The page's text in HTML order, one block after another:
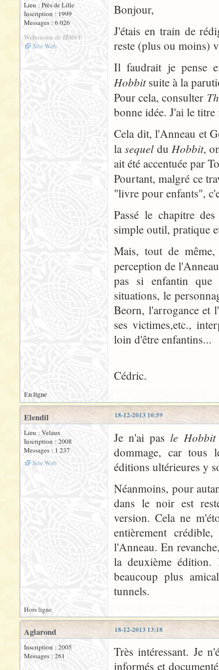
Lieu : Près de Lille
Inscription : 1999
Messages : 6 026
Webmestre de JRRVF
Site Web
Bonjour,
J'étais en train de
reste (plus ou moins)
Il faudrait je pense
Hobbit suite à la
Pour cela, consulter
bonne idée. J'ai le
Cela dit, l'Anneau et
lasequel duHobbit,
ait été accentuée par
Pourtant, malgré ce
"livre pour enfants",
Passé le chapitre
simple outil, pratique
Mais, tout de
perception de
pas si enfantin que
situations, le
Beorn, l'arrogance et
ses victimes,etc.,
loin d'être enfantins...
Cédric.
En ligne
18-12-2013 10:59
Elendil
Lieu : Velaux
Inscription : 2008
Messages : 1 237
Site Web
Je n'ai pas le Hobbit
dommage, car tous
éditions ultérieures y
Néanmoins, pour
dans le noir est
version. Cela ne
entièrement
l'Anneau. En
la deuxième
beaucoup plus
tunnels.
Hors ligne
18-12-2013 13:18
Aglarond
Inscription : 2005
Messages : 261
Très intéressant. Je
informés et